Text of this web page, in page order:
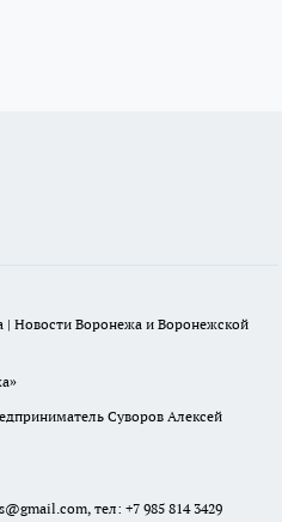
Новости Воронежа и Воронежской
Суворов Алексей
тел: +7 985 814 3429